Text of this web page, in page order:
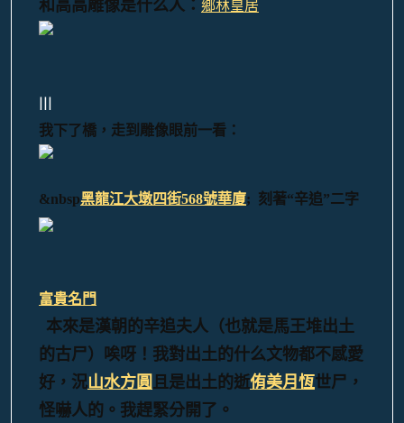
和高高雕像是什么人： 鄉林皇居
|||
我下了橋，走到雕像眼前一看：
&nbsp黑龍江大墩四街568號華廈; 刻著“辛追”二字
富貴名門
本來是漢朝的辛追夫人（也就是馬王堆出土
的古尸）唉呀！我對出土的什么文物都不感愛
好，況山水方圓且是出土的逝侑美月恆世尸，
怪嚇人的。我趕緊分開了。